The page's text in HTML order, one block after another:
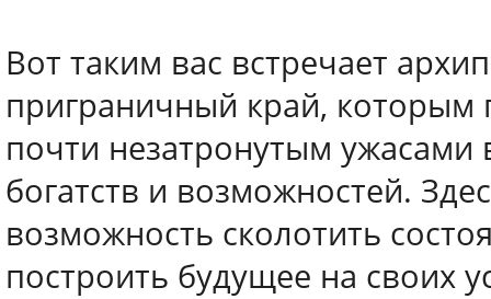
Вот таким вас встречает
приграничный край, которым
почти незатронутым
богатств и возможностей.
возможность сколотить
построить будущее на своих